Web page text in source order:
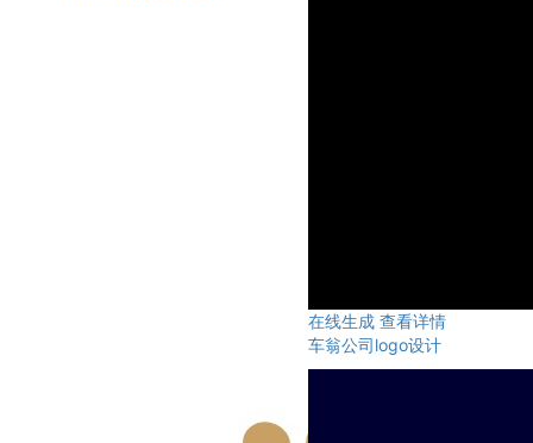
在线生成 查看详情
车翁公司logo设计